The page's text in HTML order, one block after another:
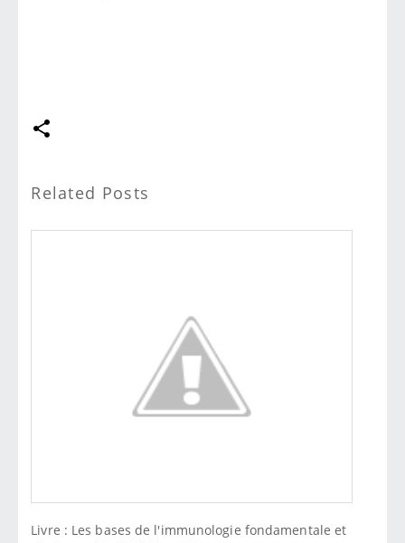
Related Posts
Livre : Les bases de l'immunologie fondamentale et